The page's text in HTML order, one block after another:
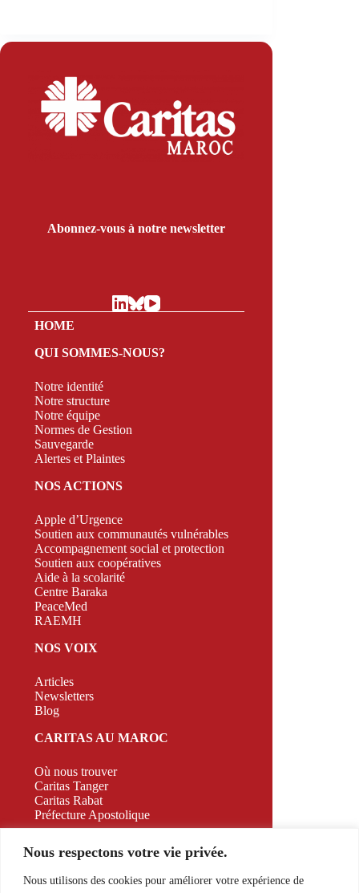
Nous respectons votre vie privée.
Nous utilisons des cookies pour améliorer votre expérience de
Abonnez-vous à notre newsletter
HOME
QUI SOMMES-NOUS?
Notre identité
Notre structure
Notre équipe
Normes de Gestion
Sauvegarde
Alertes et Plaintes
NOS ACTIONS
Apple d’Urgence
Soutien aux communautés vulnérables
Accompagnement social et protection
Soutien aux coopératives
Aide à la scolarité
Centre Baraka
PeaceMed
RAEMH
NOS VOIX
Articles
Newsletters
Blog
CARITAS AU MAROC
Où nous trouver
Caritas Tanger
Caritas Rabat
Préfecture Apostolique